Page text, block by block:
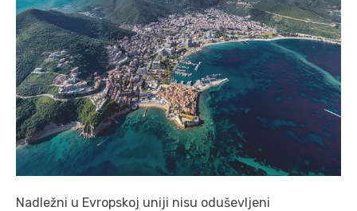
Nadležni u Evropskoj uniji nisu oduševljeni